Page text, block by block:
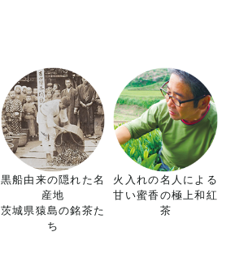
黒船由来の隠れた名
産地
茨城県猿島の銘茶た
ち
火入れの名人による
甘い蜜香の極上和紅
茶